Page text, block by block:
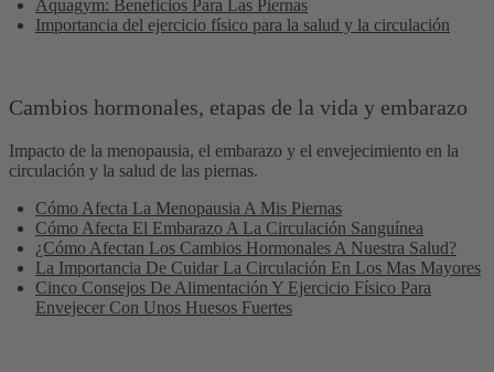
Aquagym: Beneficios Para Las Piernas
Importancia del ejercicio físico para la salud y la circulación
Cambios hormonales, etapas de la vida y embarazo
Impacto de la menopausia, el embarazo y el envejecimiento en la
circulación y la salud de las piernas.
Cómo Afecta La Menopausia A Mis Piernas
Cómo Afecta El Embarazo A La Circulación Sanguínea
¿Cómo Afectan Los Cambios Hormonales A Nuestra Salud?
La Importancia De Cuidar La Circulación En Los Mas Mayores
Cinco Consejos De Alimentación Y Ejercicio Físico Para
Envejecer Con Unos Huesos Fuertes